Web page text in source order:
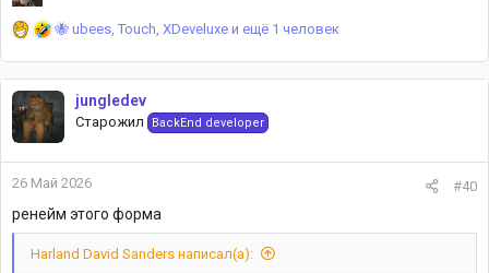
Р
а
и
и
:
🐝 ubees Touch XDeveluxe и ещё 1 человек
jungledev
Старожил BackEnd developer
26 Май 2026 #40
ренейм этого форма
Harland David Sanders написал(а):